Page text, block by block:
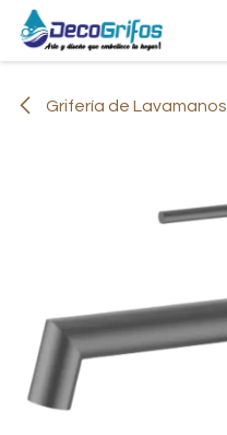
Ir al contenido
Grifería de Lavamanos